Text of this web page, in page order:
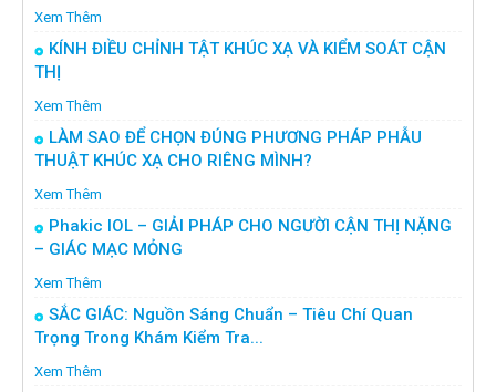
Xem Thêm
KÍNH ĐIỀU CHỈNH TẬT KHÚC XẠ VÀ KIỂM SOÁT CẬN
THỊ
Xem Thêm
LÀM SAO ĐỂ CHỌN ĐÚNG PHƯƠNG PHÁP PHẪU
THUẬT KHÚC XẠ CHO RIÊNG MÌNH?
Xem Thêm
Phakic IOL – GIẢI PHÁP CHO NGƯỜI CẬN THỊ NẶNG
– GIÁC MẠC MỎNG
Xem Thêm
SẮC GIÁC: Nguồn Sáng Chuẩn – Tiêu Chí Quan
Trọng Trong Khám Kiểm Tra...
Xem Thêm